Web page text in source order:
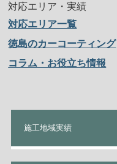
対応エリア・実績
対応エリア一覧
徳島のカーコーティング
コラム・お役立ち情報
施工地域実績